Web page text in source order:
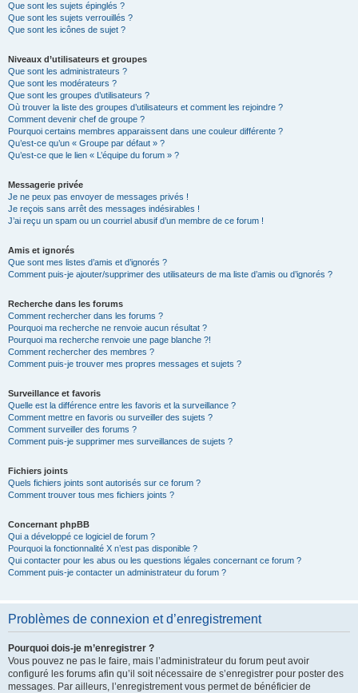
Que sont les sujets épinglés ?
Que sont les sujets verrouillés ?
Que sont les icônes de sujet ?
Niveaux d’utilisateurs et groupes
Que sont les administrateurs ?
Que sont les modérateurs ?
Que sont les groupes d’utilisateurs ?
Où trouver la liste des groupes d’utilisateurs et comment les rejoindre ?
Comment devenir chef de groupe ?
Pourquoi certains membres apparaissent dans une couleur différente ?
Qu’est-ce qu’un « Groupe par défaut » ?
Qu’est-ce que le lien « L’équipe du forum » ?
Messagerie privée
Je ne peux pas envoyer de messages privés !
Je reçois sans arrêt des messages indésirables !
J’ai reçu un spam ou un courriel abusif d’un membre de ce forum !
Amis et ignorés
Que sont mes listes d’amis et d’ignorés ?
Comment puis-je ajouter/supprimer des utilisateurs de ma liste d’amis ou d’ignorés ?
Recherche dans les forums
Comment rechercher dans les forums ?
Pourquoi ma recherche ne renvoie aucun résultat ?
Pourquoi ma recherche renvoie une page blanche ?!
Comment rechercher des membres ?
Comment puis-je trouver mes propres messages et sujets ?
Surveillance et favoris
Quelle est la différence entre les favoris et la surveillance ?
Comment mettre en favoris ou surveiller des sujets ?
Comment surveiller des forums ?
Comment puis-je supprimer mes surveillances de sujets ?
Fichiers joints
Quels fichiers joints sont autorisés sur ce forum ?
Comment trouver tous mes fichiers joints ?
Concernant phpBB
Qui a développé ce logiciel de forum ?
Pourquoi la fonctionnalité X n’est pas disponible ?
Qui contacter pour les abus ou les questions légales concernant ce forum ?
Comment puis-je contacter un administrateur du forum ?
Problèmes de connexion et d’enregistrement
Pourquoi dois-je m’enregistrer ?
Vous pouvez ne pas le faire, mais l’administrateur du forum peut avoir
configuré les forums afin qu’il soit nécessaire de s’enregistrer pour poster des
messages. Par ailleurs, l’enregistrement vous permet de bénéficier de